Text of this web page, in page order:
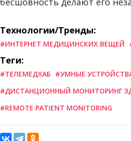
Технологии/Тренды:
#ИНТЕРНЕТ МЕДИЦИНСКИХ ВЕЩЕЙ
Теги:
#ТЕЛЕМЕДХАБ #УМНЫЕ
#ДИСТАНЦИОННЫЙ МОНИТОРИНГ
#REMOTE PATIENT MONITORING